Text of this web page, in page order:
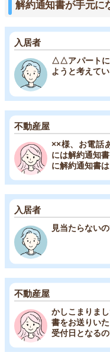
解約通知書が手元に
入居者
△△アパートに
ようと考えてい
不動産屋
××様、お電話
には解約通知
に解約通知書
入居者
見当たらない
不動産屋
かしこまりま
書をお送りい
受付日となる